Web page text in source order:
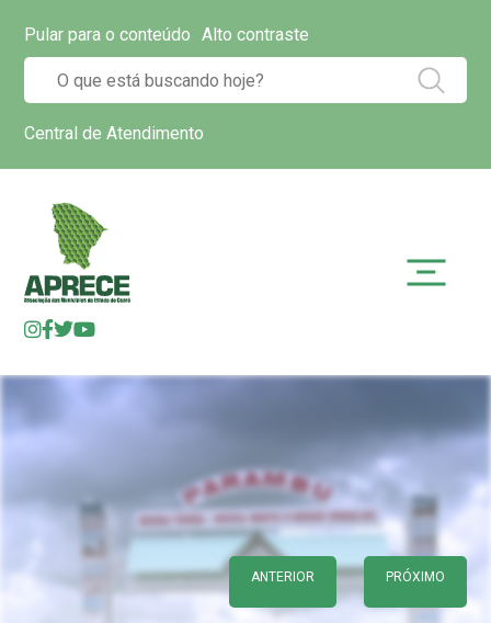
Pular para o conteúdo Alto contraste
Central de Atendimento
ANTERIOR PRÓXIMO